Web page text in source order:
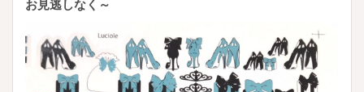
お見逃しなく～